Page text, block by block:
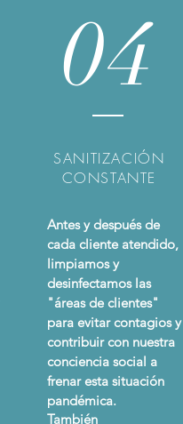
04
SANITIZACIÓN
CONSTANTE
Antes y después de
cada cliente atendido,
limpiamos y
desinfectamos las
"áreas de clientes"
para evitar contagios y
contribuir con nuestra
conciencia social a
frenar esta situación
pandémica.
También